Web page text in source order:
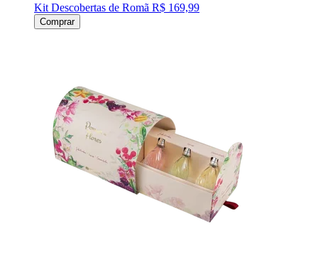
Kit Descobertas de Romã R$ 169,99
Comprar